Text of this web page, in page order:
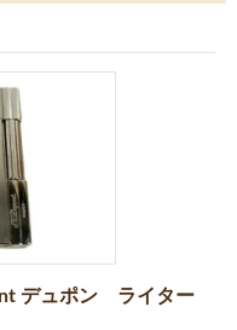
デュポン ライター